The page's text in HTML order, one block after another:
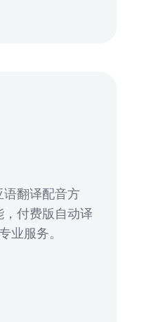
语翻译配音方
付费版自动译
业服务。